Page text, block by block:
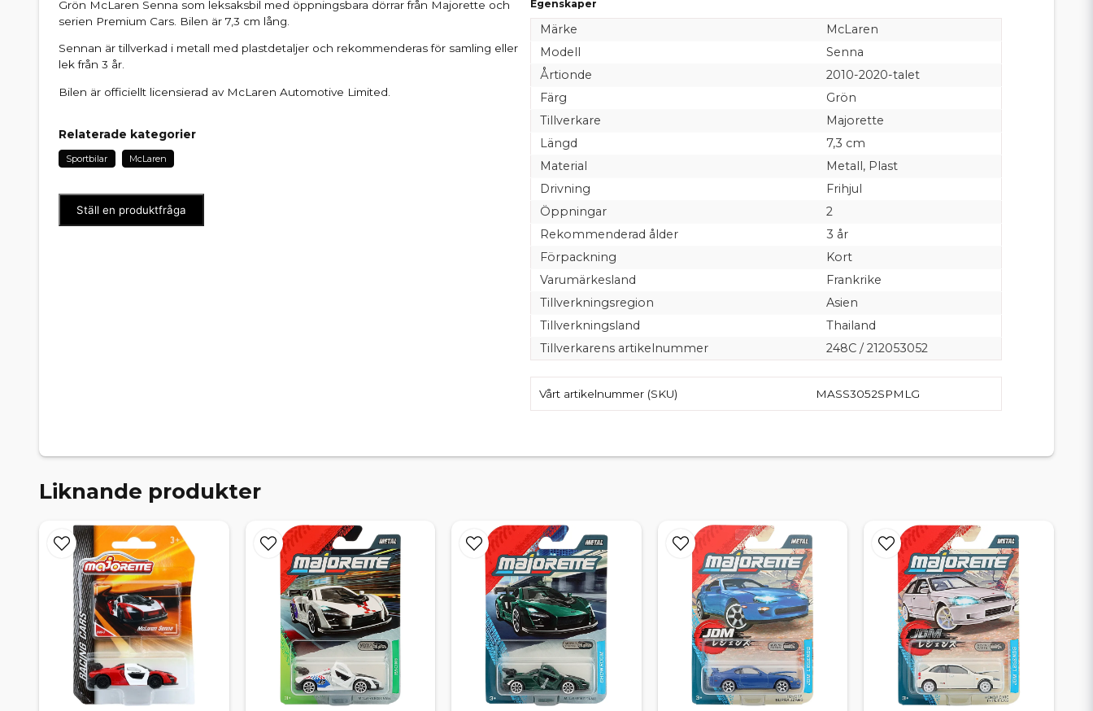
Grön McLaren Senna som leksaksbil med öppningsbara dörrar från Majorette och
serien Premium Cars. Bilen är 7,3 cm lång.
Sennan är tillverkad i metall med plastdetaljer och rekommenderas för samling eller
lek från 3 år.
Bilen är officiellt licensierad av McLaren Automotive Limited.
Relaterade kategorier
Sportbilar McLaren
Ställ en produktfråga
Egenskaper
Märke
McLaren
Modell
Senna
Årtionde
2010-2020-talet
Färg
Grön
Tillverkare
Majorette
Längd
7,3 cm
Material
Metall, Plast
Drivning
Frihjul
Öppningar
2
Rekommenderad ålder
3 år
Förpackning
Kort
Varumärkesland
Frankrike
Tillverkningsregion
Asien
Tillverkningsland
Thailand
Tillverkarens artikelnummer
248C / 212053052
Vårt artikelnummer (SKU) MASS3052SPMLG
Liknande produkter